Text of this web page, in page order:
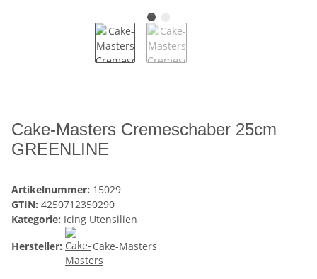
Cake-Masters Cremeschaber 25cm
GREENLINE
Artikelnummer: 15029
GTIN: 4250712350290
Kategorie: Icing Utensilien
Hersteller:
Cake-Masters